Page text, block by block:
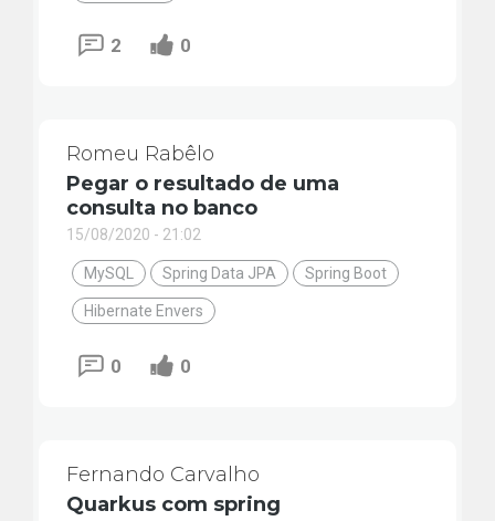
2 0
Romeu Rabêlo
Pegar o resultado de uma
consulta no banco
15/08/2020 - 21:02
MySQL Spring Data JPA Spring Boot
Hibernate Envers
0 0
Fernando Carvalho
Quarkus com spring